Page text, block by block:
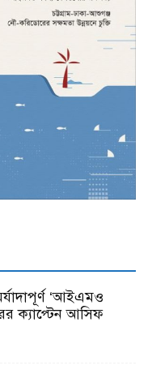
‘আইএমও
ক্যাপ্টেন আসিফ